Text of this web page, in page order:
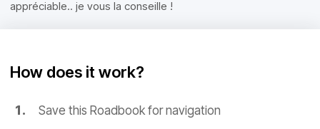
appréciable.. je vous la conseille !
How does it work?
Save this Roadbook for navigation